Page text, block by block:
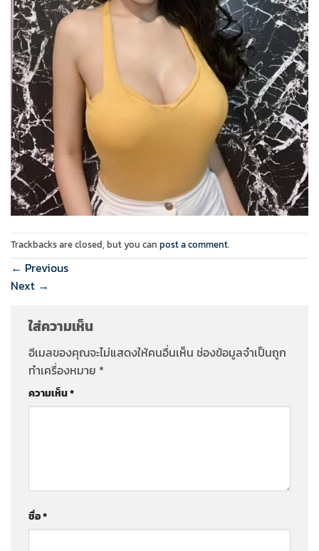
Trackbacks are closed, but you can post a comment.
← Previous
Next →
ใส่ความเห็น
อีเมลของคุณจะไม่แสดงให้คนอื่นเห็น ช่องข้อมูลจำเป็นถูก
ทำเครื่องหมาย *
ความเห็น*
ชื่อ*